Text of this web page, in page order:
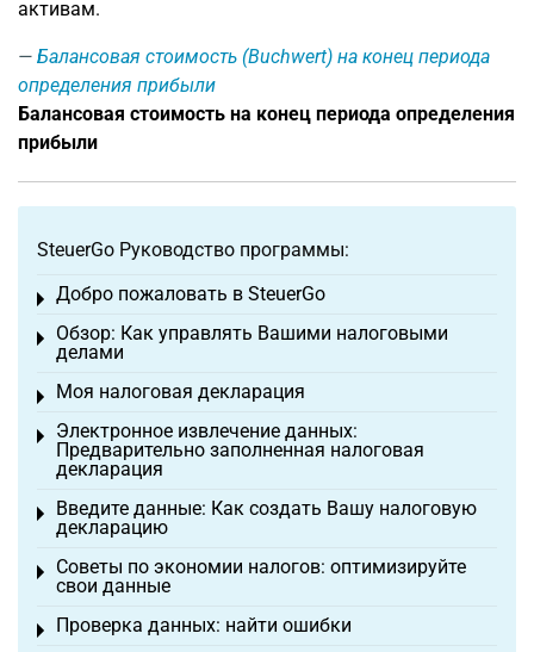
активам.
Балансовая стоимость (Buchwert) на конец периода
определения прибыли
Балансовая стоимость на конец периода определения
прибыли
SteuerGo Руководство программы:
Добро пожаловать в SteuerGo
Toggle menu
Обзор: Как управлять Вашими налоговыми
делами
Toggle menu
Моя налоговая декларация
Toggle menu
Электронное извлечение данных:
Предварительно заполненная налоговая
декларация
Toggle menu
Введите данные: Как создать Вашу налоговую
декларацию
Toggle menu
Советы по экономии налогов: оптимизируйте
свои данные
Toggle menu
Проверка данных: найти ошибки
Toggle menu